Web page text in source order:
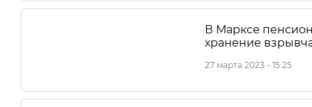
В Марксе
хранение
27 марта 2023 - 15:25